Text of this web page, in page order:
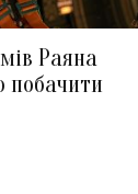
Раяна
побачити